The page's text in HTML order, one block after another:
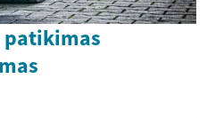
patikimas